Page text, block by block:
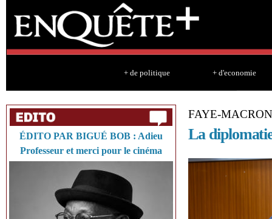
+ de politique + d'economie
ÉDITO PAR BIGUÉ BOB : Adieu
Professeur et merci pour le cinéma
FAYE-
La